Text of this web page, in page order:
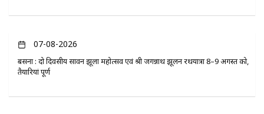
07-08-2026
बसना : दो दिवसीय सावन झूला महोत्सव एवं श्री जगन्नाथ झूलन रथयात्रा 8–9 अगस्त को,
तैयारियां पूर्ण